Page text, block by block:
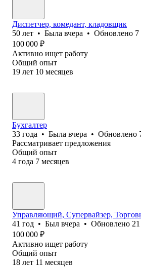
Диспетчер, комедант, кладовщик
50 лет • Была вчера • Обновлено 7
100 000 ₽
Активно ищет работу
Общий опыт
19 лет 10 месяцев
Бухгалтер
33 года • Была вчера • Обновлено
Рассматривает предложения
Общий опыт
4 года 7 месяцев
Управляющий, Супервайзер,
41 год • Был вчера • Обновлено
100 000 ₽
Активно ищет работу
Общий опыт
18 лет 11 месяцев